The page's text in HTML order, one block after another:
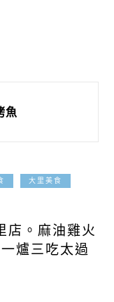
魚
大里美食
店。麻油雞火
爐三吃太過